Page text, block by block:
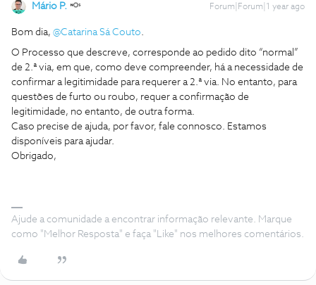
Mário P. Forum|Forum|1 year ago
Bom dia, ​ @Catarina Sá Couto
O Processo que descreve, corresponde ao pedido dito “normal”
de 2.ª via, em que, como deve compreender, há a necessidade de
confirmar a legitimidade para requerer a 2.ª via. No entanto, para
questões de furto ou roubo, requer a confirmação de
legitimidade, no entanto, de outra forma.
Caso precise de ajuda, por favor, fale connosco. Estamos
disponíveis para ajudar.
Obrigado,
Ajude a comunidade a encontrar informação relevante. Marque
como "Melhor Resposta" e faça "Like" nos melhores comentários.